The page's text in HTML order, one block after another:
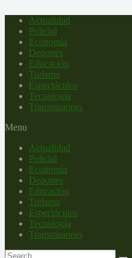
Actualidad
Policial
Economía
Deportes
Educación
Turismo
Espectáculos
Tecnología
Transmisiones
Menu
Actualidad
Policial
Economía
Deportes
Educación
Turismo
Espectáculos
Tecnología
Transmisiones